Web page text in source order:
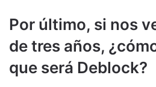
Por último, si nos
de tres años,
que será Deblock?